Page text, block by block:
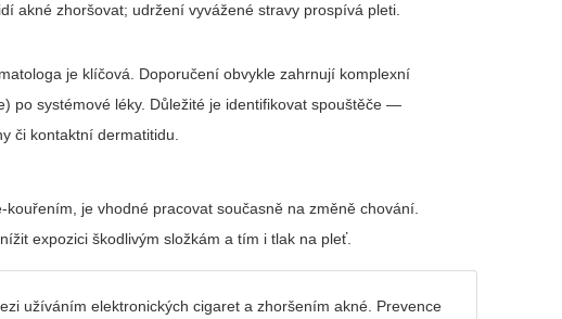
akné zhoršovat; udržení vyvážené stravy prospívá pleti.
je klíčová. Doporučení obvykle zahrnují komplexní
po systémové léky. Důležité je identifikovat spouštěče —
či kontaktní dermatitidu.
je vhodné pracovat současně na změně chování.
expozici škodlivým složkám a tím i tlak na pleť.
užíváním elektronických cigaret a zhoršením akné. Prevence